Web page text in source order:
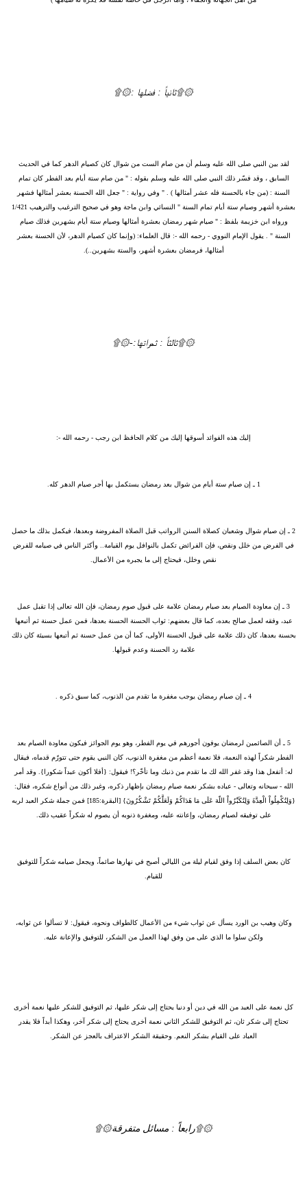
۞۩ثانياً : فضلها :۞۩
لقد بين النبي صلى الله عليه وسلم أن من صام الست من شوال كان كصيام الدهر كما في الحديث
السابق ، وقد فسّر ذلك النبي صلى الله عليه وسلم بقوله : " من صام ستة أيام بعد الفطر كان تمام
السنة : (من جاء بالحسنة فله عشر أمثالها ) . " وفي رواية : " جعل الله الحسنة بعشر أمثالها فشهر
بعشرة أشهر وصيام ستة أيام تمام السنة " النسائي وابن ماجة وهو في صحيح الترغيب والترهيب 1/421
ورواه ابن خزيمة بلفظ : " صيام شهر رمضان بعشرة أمثالها وصيام ستة أيام بشهرين فذلك صيام
السنة " . يقول الإمام النووي - رحمه الله -: قال العلماء: (وإنما كان كصيام الدهر، لأن الحسنة بعشر
أمثالها، فرمضان بعشرة أشهر، والستة بشهرين..).
۞۩ثالثاً : ثمراتها:-۞۩
إليك هذه الفوائد أسوقها إليك من كلام الحافظ ابن رجب - رحمه الله -:
إن صيام ستة أيام من شوال بعد رمضان يستكمل بها أجر صيام الدهر كله.
إن صيام شوال وشعبان كصلاة السنن الرواتب قبل الصلاة المفروضة وبعدها، فيكمل بذلك ما حصل
في الفرض من خلل ونقص، فإن الفرائض تكمل بالنوافل يوم القيامة.. وأكثر الناس في صيامه للفرض
نقص وخلل، فيحتاج إلى ما يجبره من الأعمال.
إن معاودة الصيام بعد صيام رمضان علامة على قبول صوم رمضان، فإن الله تعالى إذا تقبل عمل
عبد، وفقه لعمل صالح بعده، كما قال بعضهم: ثواب الحسنة الحسنة بعدها، فمن عمل حسنة ثم أتبعها
بحسنة بعدها، كان ذلك علامة على قبول الحسنة الأولى، كما أن من عمل حسنة ثم أتبعها بسيئة كان ذلك
علامة رد الحسنة وعدم قبولها.
إن صيام رمضان يوجب مغفرة ما تقدم من الذنوب، كما سبق ذكره .
5 ـ
أن الصائمين لرمضان يوفون أجورهم في يوم الفطر، وهو يوم الجوائز فيكون معاودة الصيام بعد
الفطر شكراً لهذه النعمة، فلا نعمة أعظم من مغفرة الذنوب، كان النبي يقوم حتى تتورّم قدماه، فيقال
له: أتفعل هذا وقد غفر الله لك ما تقدم من ذنبك وما تأخّر؟! فيقول: {أفلا أكون عبداً شكورا}. وقد أمر
الله - سبحانه وتعالى - عباده بشكر نعمة صيام رمضان بإظهار ذكره، وغير ذلك من أنواع شكره، فقال:
{وَلِتُكْمِلُواْ الْعِدَّةَ وَلِتُكَبِّرُواْ اللّهَ عَلَى مَا هَدَاكُمْ وَلَعَلَّكُمْ تَشْكُرُونَ} [البقرة:185] فمن جملة شكر العبد لربه
على توفيقه لصيام رمضان، وإعانته عليه، ومغفرة ذنوبه أن يصوم له شكراً عقيب ذلك.
كان بعض السلف إذا وفق لقيام ليلة من الليالي أصبح في نهارها صائماً، ويجعل صيامه شكراً للتوفيق
للقيام.
وكان وهيب بن الورد يسأل عن ثواب شيء من الأعمال كالطواف ونحوه، فيقول: لا تسألوا عن ثوابه،
ولكن سلوا ما الذي على من وفق لهذا العمل من الشكر، للتوفيق والإعانة عليه.
كل نعمة على العبد من الله في دين أو دنيا يحتاج إلى شكر عليها، ثم التوفيق للشكر عليها نعمة أخرى
تحتاج إلى شكر ثان، ثم التوفيق للشكر الثاني نعمة أخرى يحتاج إلى شكر آخر، وهكذا أبداً فلا يقدر
العباد على القيام بشكر النعم. وحقيقة الشكر الاعتراف بالعجز عن الشكر.
۞۩رابعاً : مسائل متفرقة۞۩